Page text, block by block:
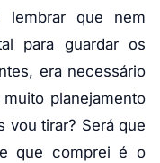
que nem
para guardar os
era necessário
planejamento
vou tirar? Será que
que comprei é o